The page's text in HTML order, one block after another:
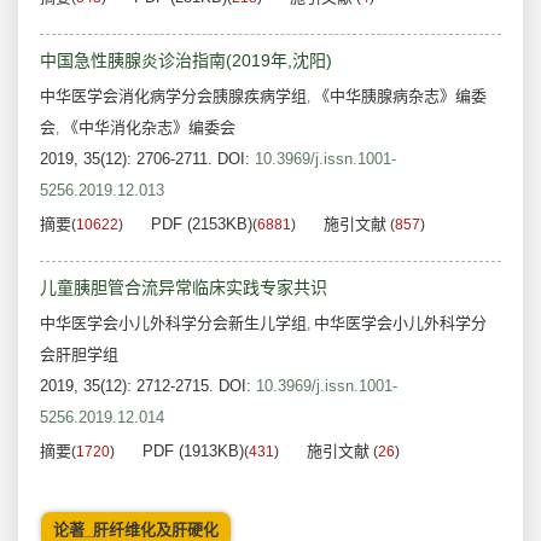
中国急性胰腺炎诊治指南(2019年,沈阳)
中华医学会消化病学分会胰腺疾病学组 ,
《中华胰腺病杂志》编委
会,
《中华消化杂志》编委会
2019, 35(12): 2706-2711. DOI: 10.3969/j.issn.1001-
5256.2019.12.013
摘要(10622) PDF (2153KB)(6881) 施引文献 (857)
儿童胰胆管合流异常临床实践专家共识
中华医学会小儿外科学分会新生儿学组 , 中华医学会小儿外科学分
会肝胆学组
2019, 35(12): 2712-2715. DOI: 10.3969/j.issn.1001-
5256.2019.12.014
摘要(1720) PDF (1913KB)(431) 施引文献 (26)
论著_肝纤维化及肝硬化